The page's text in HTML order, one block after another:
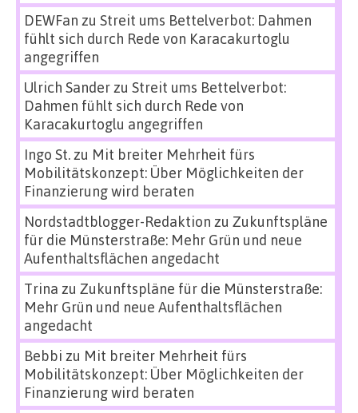
DEWFan zu Streit ums Bettelverbot: Dahmen
fühlt sich durch Rede von Karacakurtoglu
angegriffen
Ulrich Sanderzu Streit ums Bettelverbot:
Dahmen fühlt sich durch Rede von
Karacakurtoglu angegriffen
Ingo St.zu Mit breiter Mehrheit fürs
Mobilitätskonzept: Über Möglichkeiten der
Finanzierung wird beraten
Nordstadtblogger-Redaktion zu Zukunftspläne
für die Münsterstraße: Mehr Grün und neue
Aufenthaltsflächen angedacht
Trina zu Zukunftspläne für die Münsterstraße:
Mehr Grün und neue Aufenthaltsflächen
angedacht
Bebbi zu Mit breiter Mehrheit fürs
Mobilitätskonzept: Über Möglichkeiten der
Finanzierung wird beraten